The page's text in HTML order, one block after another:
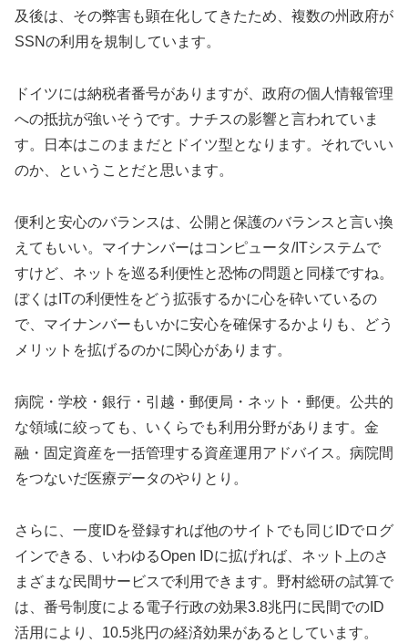
及後は、その弊害も顕在化してきたため、複数の州政府が
SSNの利用を規制しています。
ドイツには納税者番号がありますが、政府の個人情報管理
への抵抗が強いそうです。ナチスの影響と言われていま
す。日本はこのままだとドイツ型となります。それでいい
のか、ということだと思います。
便利と安心のバランスは、公開と保護のバランスと言い換
えてもいい。マイナンバーはコンピュータ/ITシステムで
すけど、ネットを巡る利便性と恐怖の問題と同様ですね。
ぼくはITの利便性をどう拡張するかに心を砕いているの
で、マイナンバーもいかに安心を確保するかよりも、どう
メリットを拡げるのかに関心があります。
病院・学校・銀行・引越・郵便局・ネット・郵便。公共的
な領域に絞っても、いくらでも利用分野があります。金
融・固定資産を一括管理する資産運用アドバイス。病院間
をつないだ医療データのやりとり。
さらに、一度IDを登録すれば他のサイトでも同じIDでログ
インできる、いわゆるOpen IDに拡げれば、ネット上のさ
まざまな民間サービスで利用できます。野村総研の試算で
は、番号制度による電子行政の効果3.8兆円に民間でのID
活用により、10.5兆円の経済効果があるとしています。